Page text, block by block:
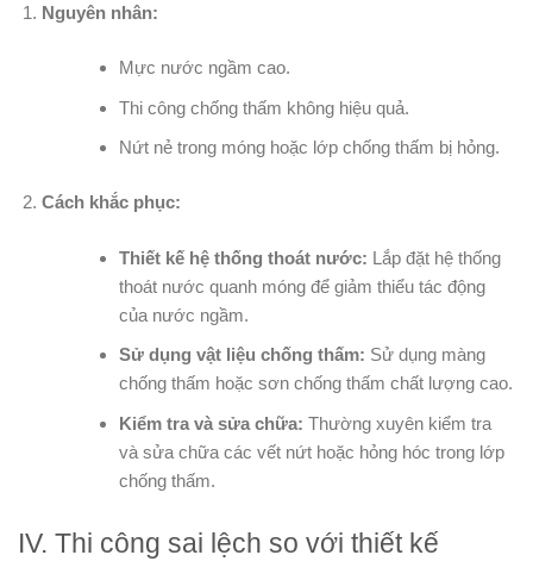
Nguyên nhân:
Mực nước ngầm cao.
Thi công chống thấm không hiệu quả.
Nứt nẻ trong móng hoặc lớp chống thấm bị hỏng.
Cách khắc phục:
Thiết kế hệ thống thoát nước: Lắp đặt hệ thống
thoát nước quanh móng để giảm thiểu tác động
của nước ngầm.
Sử dụng vật liệu chống thấm: Sử dụng màng
chống thấm hoặc sơn chống thấm chất lượng cao.
Kiểm tra và sửa chữa: Thường xuyên kiểm tra
và sửa chữa các vết nứt hoặc hỏng hóc trong lớp
chống thấm.
IV. Thi công sai lệch so với thiết kế